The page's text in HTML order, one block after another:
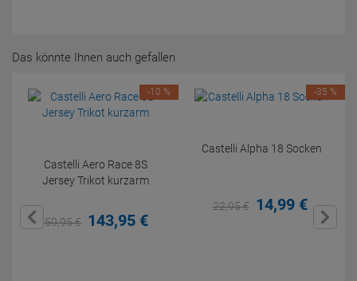
Das könnte Ihnen auch gefallen
Castelli Aero Race 8S
Jersey Trikot kurzarm
159,95€ 143,95 €
-10 %
Castelli Alpha 18 Socken
22,95€ 14,99 €
-35 %